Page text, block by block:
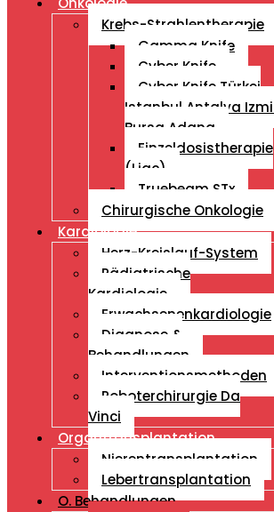
Krebs-Strahlentherapie
Gamma Knife
Cyber Knife
Cyber ​​Knife Türkei
Istanbul Antalya
Bursa Adana
Einzeldosistherapie
(Liac)
Truebeam STx
Chirurgische Onkologie
Kardiologie
Herz-Kreislauf-System
Pädiatrische
Kardiologie
Erwachsenenkardiologie
Diagnose &
Behandlungen
Interventionsmethoden
Roboterchirurgie Da
Vinci
Organtransplantation
Nierentransplantation
Lebertransplantation
O. Behandlungen